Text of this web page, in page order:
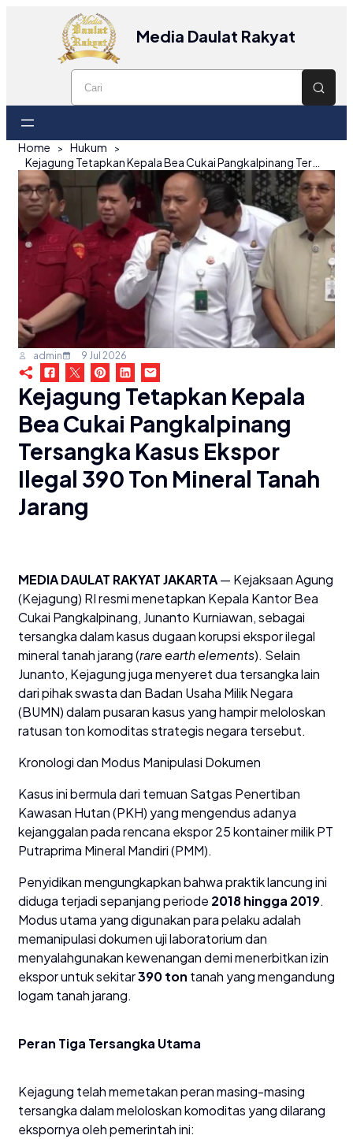
Media Daulat Rakyat
Home
Hukum
admin 9 Jul 2026
Kejagung Tetapkan Kepala
Bea Cukai Pangkalpinang
Tersangka Kasus Ekspor
Ilegal 390 Ton Mineral Tanah
Jarang
MEDIA DAULAT RAKYAT JAKARTA— Kejaksaan Agung
(Kejagung) RI resmi menetapkan Kepala Kantor Bea
Cukai Pangkalpinang, Junanto Kurniawan, sebagai
tersangka dalam kasus dugaan korupsi ekspor ilegal
mineral tanah jarang (rare earth elements). Selain
Junanto, Kejagung juga menyeret dua tersangka lain
dari pihak swasta dan Badan Usaha Milik Negara
(BUMN) dalam pusaran kasus yang hampir meloloskan
ratusan ton komoditas strategis negara tersebut.
​Kronologi dan Modus Manipulasi Dokumen
​Kasus ini bermula dari temuan Satgas Penertiban
Kawasan Hutan (PKH) yang mengendus adanya
kejanggalan pada rencana ekspor 25 kontainer milik PT
Putraprima Mineral Mandiri (PMM).
​Penyidikan mengungkapkan bahwa praktik lancung ini
diduga terjadi sepanjang periode 2018 hingga 2019.
Modus utama yang digunakan para pelaku adalah
memanipulasi dokumen uji laboratorium dan
menyalahgunakan kewenangan demi menerbitkan izin
ekspor untuk sekitar390 ton tanah yang mengandung
logam tanah jarang.
​Peran Tiga Tersangka Utama
​Kejagung telah memetakan peran masing-masing
tersangka dalam meloloskan komoditas yang dilarang
ekspornya oleh pemerintah ini: